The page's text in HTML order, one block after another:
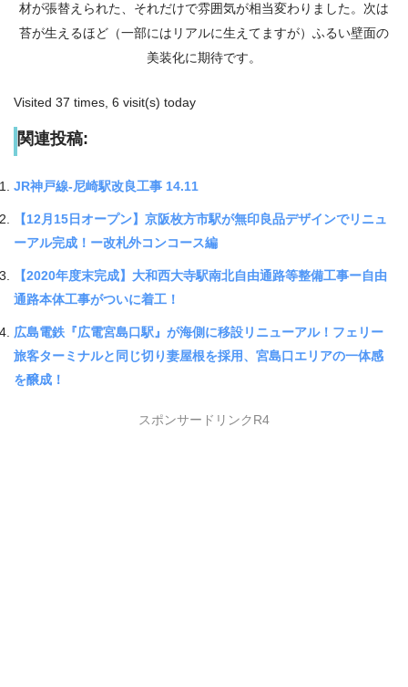
材が張替えられた、それだけで雰囲気が相当変わりました。次は
苔が生えるほど（一部にはリアルに生えてますが）ふるい壁面の
美装化に期待です。
Visited 37 times, 6 visit(s) today
関連投稿:
JR神戸線-尼崎駅改良工事 14.11
【12月15日オープン】京阪枚方市駅が無印良品デザインでリニュ
ーアル完成！ー改札外コンコース編
【2020年度末完成】大和西大寺駅南北自由通路等整備工事ー自由
通路本体工事がついに着工！
広島電鉄『広電宮島口駅』が海側に移設リニューアル！フェリー
旅客ターミナルと同じ切り妻屋根を採用、宮島口エリアの一体感
を醸成！
スポンサードリンクR4